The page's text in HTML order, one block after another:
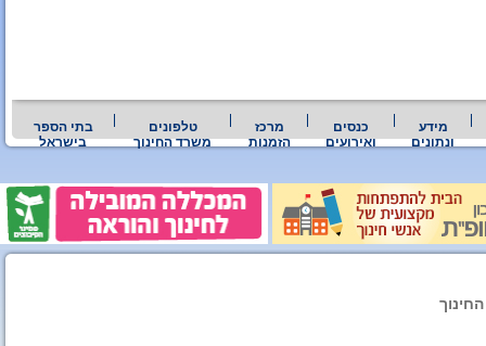
מידע
ונתונים
כנסים
ואירועים
מרכז
הזמנות
טלפונים
משרד החינוך
בתי הספר
בישראל